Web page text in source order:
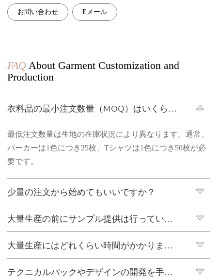
お問い合わせ Eメール
FAQ About Garment Customization and
Production
衣料品の最小注文数量（MOQ）はいくらで
すか?
最低注文数量は生地の在庫状況により異なります。通常、
パーカーは1色につき25枚、Tシャツは1色につき50枚が必
要です。
少量の注文から始めてもいいですか？
はい、少量の注文でも大丈夫です
大量生産の前にサンプル提供は行っていま
すか?
はい、サンプルを提供しており、サンプルの所要時間は、
設計と材料調達の複雑さに応じて、通常 7 ～ 10 営業日か
かります。
大量生産にはどれくらい時間がかかります
か?
量産リードタイムは、注文サイズと材料の入手状況に応じ
テクニカルパックやデザインの開発を手伝